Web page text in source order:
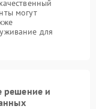
могут
для
решение и